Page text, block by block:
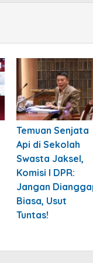
Temuan Senjata
Api di Sekolah
Swasta Jaksel,
Komisi I DPR:
Jangan
Biasa, Usut
Tuntas!